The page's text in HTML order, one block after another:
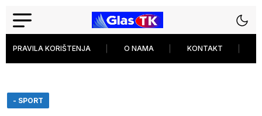
PRAVILA KORIŠTENJA O NAMA KONTAKT
- SPORT